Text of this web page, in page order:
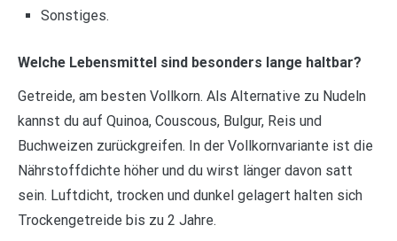
Sonstiges.
Welche Lebensmittel sind besonders lange haltbar?
Getreide, am besten Vollkorn. Als Alternative zu Nudeln
kannst du auf Quinoa, Couscous, Bulgur, Reis und
Buchweizen zurückgreifen. In der Vollkornvariante ist die
Nährstoffdichte höher und du wirst länger davon satt
sein. Luftdicht, trocken und dunkel gelagert halten sich
Trockengetreide bis zu 2 Jahre.